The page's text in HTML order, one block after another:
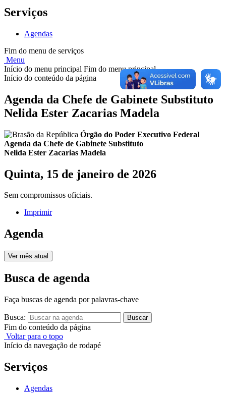
Serviços
Agendas
Fim do menu de serviços
Menu
Início do menu principal Fim do menu principal
Início do conteúdo da página
Agenda da Chefe de Gabinete Substituto
Nelida Ester Zacarias Madela
Órgão do Poder Executivo Federal
Agenda da Chefe de Gabinete Substituto
Nelida Ester Zacarias Madela
Quinta, 15 de janeiro de 2026
Sem compromissos oficiais.
Imprimir
Agenda
Ver mês atual
Busca de agenda
Faça buscas de agenda por palavras-chave
Busca: Buscar
Fim do conteúdo da página
Voltar para o topo
Início da navegação de rodapé
Serviços
Agendas